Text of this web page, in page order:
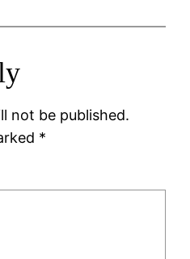
not be published.
*